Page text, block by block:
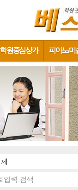
학원중심상가 피아노/미